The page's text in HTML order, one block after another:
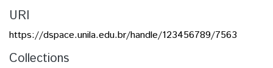
URI
https://dspace.unila.edu.br/handle/123456789/7563
Collections